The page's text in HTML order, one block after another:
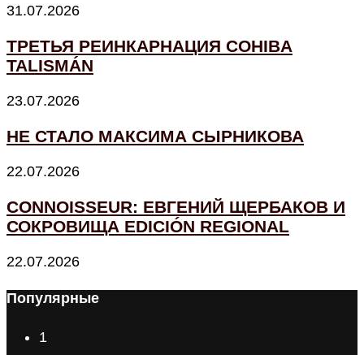
31.07.2026
ТРЕТЬЯ РЕИНКАРНАЦИЯ COHIBA
TALISMÁN
23.07.2026
НЕ СТАЛО МАКСИМА СЫРНИКОВА
22.07.2026
CONNOISSEUR: ЕВГЕНИЙ ЩЕРБАКОВ И
СОКРОВИЩА EDICIÓN REGIONAL
22.07.2026
Популярные
1